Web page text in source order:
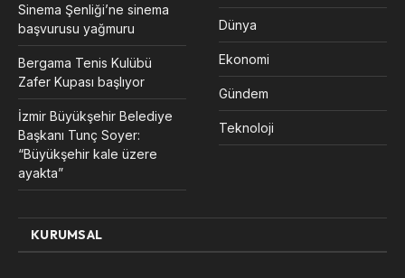
Sinema Şenliği’ne sinema
başvurusu yağmuru
Bergama Tenis Kulübü
Zafer Kupası başlıyor
İzmir Büyükşehir Belediye
Başkanı Tunç Soyer:
“Büyükşehir kale üzere
ayakta”
Dünya
Ekonomi
Gündem
Teknoloji
KURUMSAL